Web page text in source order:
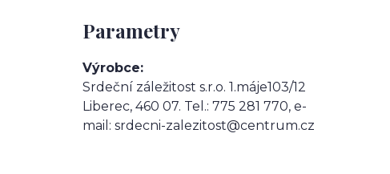
Parametry
Výrobce
Srdeční záležitost s.r.o. 1.máje103/12
Liberec, 460 07. Tel.: 775 281 770, e-
mail: srdecni-zalezitost@centrum.cz